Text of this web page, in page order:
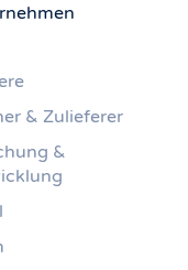
& Zulieferer
&